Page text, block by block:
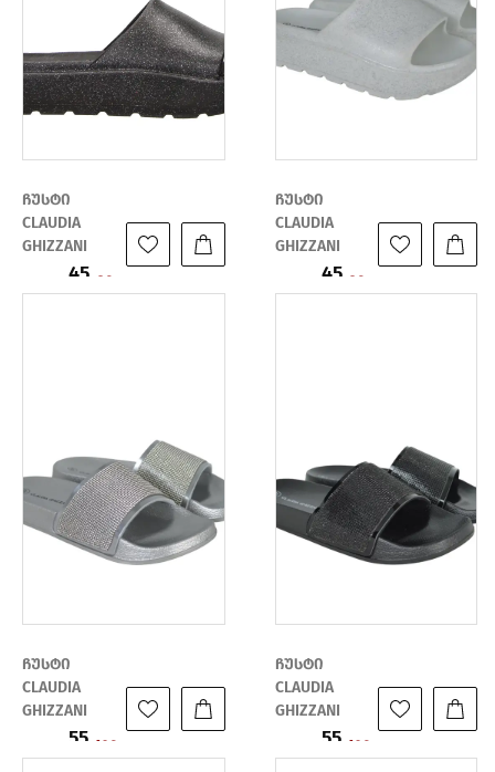
ჩუსტი
CLAUDIA
GHIZZANI
45
₾
89
ჩუსტი
CLAUDIA
GHIZZANI
45
₾
89
ჩუსტი
CLAUDIA
GHIZZANI
55
₾
109
ჩუსტი
CLAUDIA
GHIZZANI
55
₾
109